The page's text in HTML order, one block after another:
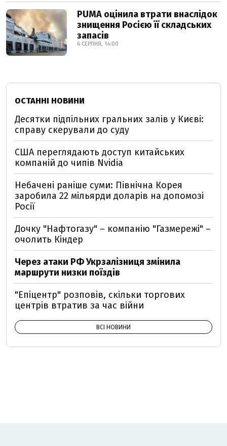
PUMA оцінила втрати внаслідок
знищення Росією її складських
запасів
6 СЕРПНЯ, 14:00
ОСТАННІ НОВИНИ
Десятки підпільних гральних залів у Києві:
справу скерували до суду
США переглядають доступ китайських
компаній до чипів Nvidia
Небачені раніше суми: Північна Корея
заробила 22 мільярди доларів на допомозі
Росії
Дочку "Нафтогазу" – компанію "Газмережі" –
очолить Кіндер
Через атаки РФ Укрзалізниця змінила
маршрути низки поїздів
"Епіцентр" розповів, скільки торгових
центрів втратив за час війни
ВСІ НОВИНИ